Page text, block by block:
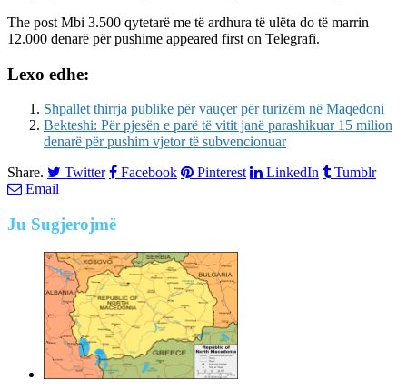
The post Mbi 3.500 qytetarë me të ardhura të ulëta do të marrin
12.000 denarë për pushime appeared first on Telegrafi.
Lexo edhe:
Shpallet thirrja publike për vauçer për turizëm në Maqedoni
Bekteshi: Për pjesën e parë të vitit janë parashikuar 15 milion
denarë për pushim vjetor të subvencionuar
Share.
Twitter Facebook Pinterest LinkedIn
Tumblr
Email
Ju Sugjerojmë